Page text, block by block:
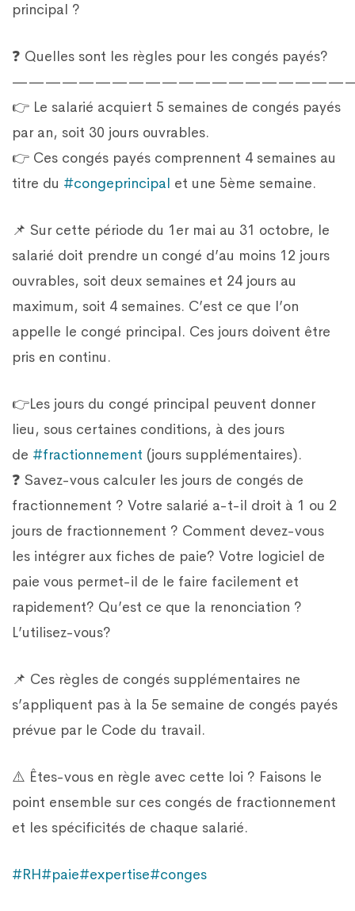
principal ?
❓ Quelles sont les règles pour les congés payés?
👉 Le salarié acquiert 5 semaines de congés payés
par an, soit 30 jours ouvrables.
👉 Ces congés payés comprennent 4 semaines au
titre du #congeprincipal et une 5ème semaine.
📌 Sur cette période du 1er mai au 31 octobre, le
salarié doit prendre un congé d’au moins 12 jours
ouvrables, soit deux semaines et 24 jours au
maximum, soit 4 semaines. C’est ce que l’on
appelle le congé principal. Ces jours doivent être
pris en continu.
👉Les jours du congé principal peuvent donner
lieu, sous certaines conditions, à des jours
de #fractionnement (jours supplémentaires).
❓ Savez-vous calculer les jours de congés de
fractionnement ? Votre salarié a-t-il droit à 1 ou 2
jours de fractionnement ? Comment devez-vous
les intégrer aux fiches de paie? Votre logiciel de
paie vous permet-il de le faire facilement et
rapidement? Qu’est ce que la renonciation ?
L’utilisez-vous?
📌 Ces règles de congés supplémentaires ne
s’appliquent pas à la 5e semaine de congés payés
prévue par le Code du travail.
⚠️ Êtes-vous en règle avec cette loi ? Faisons le
point ensemble sur ces congés de fractionnement
et les spécificités de chaque salarié.
#RH#paie#expertise#conges